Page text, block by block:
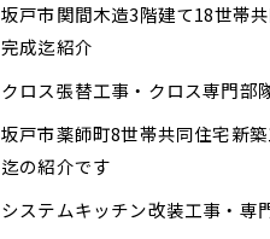
坂戸市関間木造3階建て18世帯
完成迄紹介
クロス張替工事・クロス専門部
坂戸市薬師町8世帯共同住宅新
迄の紹介です
システムキッチン改装工事・専